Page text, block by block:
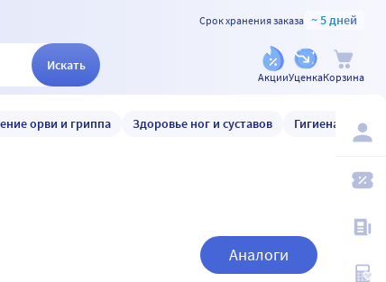
Срок хранения заказа ~ 5 дней
Искать
АкцииУценкаКорзина
орви и гриппа Здоровье ног и суставов Гигиена и уход
Аналоги